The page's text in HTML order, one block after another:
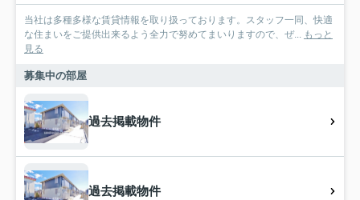
当社は多種多様な賃貸情報を取り扱っております。スタッフ一同、快適
な住まいをご提供出来るよう全力で努めてまいりますので、ぜ... もっと
見る
募集中の部屋
過去掲載物件
過去掲載物件